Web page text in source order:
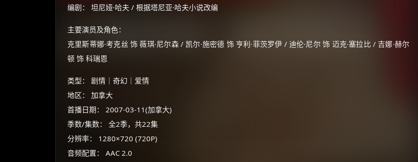
编剧： 坦尼娅·哈夫 / 根据塔尼亚·哈夫小说改编
主要演员及角色：
克里斯蒂娜·考克丝 饰 薇琪·尼尔森 / 凯尔·施密德 饰 亨利·菲茨罗伊 / 迪伦·尼尔 饰 迈克·塞拉比 / 吉娜·赫尔
顿 饰 科瑞恩
类型： 剧情｜奇幻｜爱情
地区： 加拿大
首播日期： 2007-03-11(加拿大)
季数/集数： 全2季，共22集
分辨率： 1280×720 (720P)
音频配置： AAC 2.0